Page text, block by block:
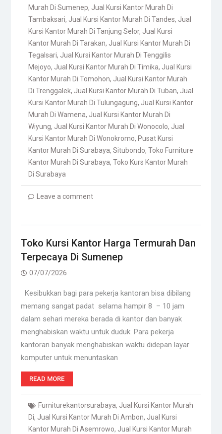
Murah Di Sumenep, Jual Kursi Kantor Murah Di
Tambaksari, Jual Kursi Kantor Murah Di Tandes, Jual
Kursi Kantor Murah Di Tanjung Selor, Jual Kursi
Kantor Murah Di Tarakan, Jual Kursi Kantor Murah Di
Tegalsari, Jual Kursi Kantor Murah Di Tenggilis
Mejoyo, Jual Kursi Kantor Murah Di Timika, Jual Kursi
Kantor Murah Di Tomohon, Jual Kursi Kantor Murah
Di Trenggalek, Jual Kursi Kantor Murah Di Tuban, Jual
Kursi Kantor Murah Di Tulungagung, Jual Kursi Kantor
Murah Di Wamena, Jual Kursi Kantor Murah Di
Wiyung, Jual Kursi Kantor Murah Di Wonocolo, Jual
Kursi Kantor Murah Di Wonokromo, Pusat Kursi
Kantor Murah Di Surabaya, Situbondo, Toko Furniture
Kantor Murah Di Surabaya, Toko Kurs Kantor Murah
Di Surabaya
Leave a comment
Toko Kursi Kantor Harga Termurah Dan
Terpecaya Di Sumenep
07/07/2026
Kesibukkan bagi para pekerja kantoran bisa dibilang
memang sangat padat selama hampir 8 – 10 jam
dalam sehari mereka berada di kantor dan banyak
menghabiskan waktu untuk duduk. Para pekerja
kantoran banyak menghabiskan waktu didepan layar
komputer untuk menuntaskan
READ MORE
Furniturekantorsurabaya, Jual Kursi Kantor Murah
Di, Jual Kursi Kantor Murah Di Ambon, Jual Kursi
Kantor Murah Di Asemrowo, Jual Kursi Kantor Murah